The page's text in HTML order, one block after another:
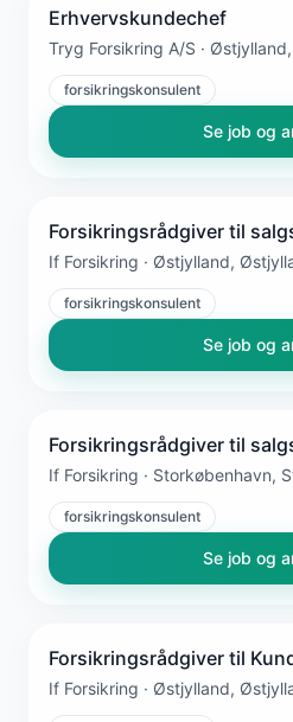
Erhvervskundechef
Tryg Forsikring A/S ·
forsikringskonsulent
Se job og
Forsikringsrådgiver til
If Forsikring · Østjylland,
forsikringskonsulent
Se job og
Forsikringsrådgiver til
If Forsikring · Storkøbenhavn,
forsikringskonsulent
Se job og
Forsikringsrådgiver til
If Forsikring · Østjylland,